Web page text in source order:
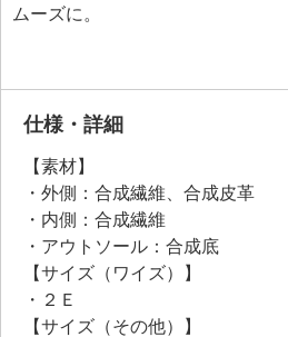
ムーズに。
仕様・詳細
【素材】
・外側：合成繊維、合成皮革
・内側：合成繊維
・アウトソール：合成底
【サイズ（ワイズ）】
・２Ｅ
【サイズ（その他）】